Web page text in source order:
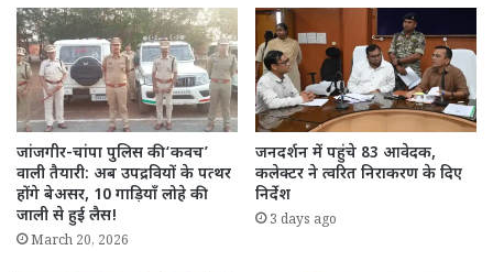
जांजगीर-चांपा पुलिस की ‘कवच’
वाली तैयारी: अब उपद्रवियों के पत्थर
होंगे बेअसर, 10 गाड़ियाँ लोहे की
जाली से हुई लैस!
March 20, 2026
जनदर्शन में पहुंचे 83 आवेदक,
कलेक्टर ने त्वरित निराकरण के दिए
निर्देश
3 days ago